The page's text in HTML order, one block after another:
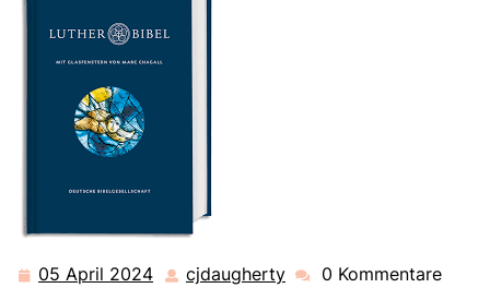
05 April 2024 05 cjdaugherty cjdaugherty
0 Kommentare